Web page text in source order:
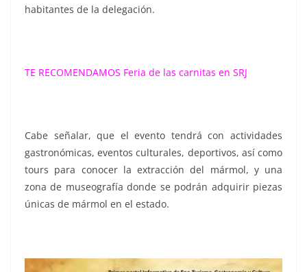
habitantes de la delegación.
TE RECOMENDAMOS Feria de las carnitas en SRJ
Cabe señalar, que el evento tendrá con actividades
gastronómicas, eventos culturales, deportivos, así como
tours para conocer la extracción del mármol, y una
zona de museografía donde se podrán adquirir piezas
únicas de mármol en el estado.